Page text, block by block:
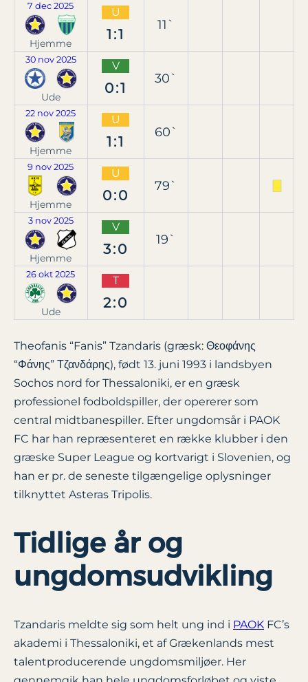
7 dec 2025
Hjemme
U
1:1
11`
30 nov 2025
Ude
V
0:1
30`
22 nov 2025
Hjemme
U
1:1
60`
9 nov 2025
Hjemme
U
0:0
79`
3 nov 2025
Hjemme
V
3:0
19`
26 okt 2025
Ude
T
2:0
Theofanis “Fanis” Tzandaris (græsk: Θεοφάνης
“Φάνης” Τζανδάρης), født 13. juni 1993 i landsbyen
Sochos nord for Thessaloniki, er en græsk
professionel fodboldspiller, der opererer som
central midtbanespiller. Efter ungdomsår i PAOK
FC har han repræsenteret en række klubber i den
græske Super League og kortvarigt i Slovenien, og
han er pr. de seneste tilgængelige oplysninger
tilknyttet Asteras Tripolis.
Tidlige år og
ungdomsudvikling
Tzandaris meldte sig som helt ung ind i PAOK FC’s
akademi i Thessaloniki, et af Grækenlands mest
talentproducerende ungdomsmiljøer. Her